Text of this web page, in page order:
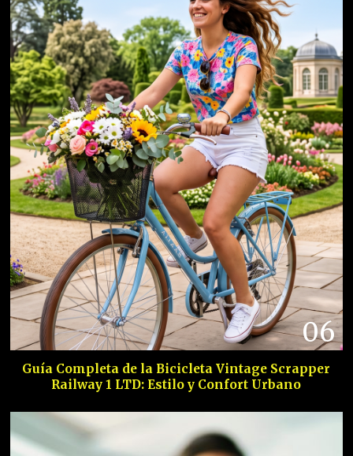
06
Guía Completa de la Bicicleta Vintage Scrapper
Railway 1 LTD: Estilo y Confort Urbano